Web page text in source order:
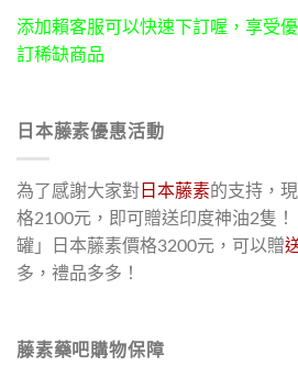
添加賴客服可以快速下訂喔，享受
訂稀缺商品
日本藤素優惠活動
為了感謝大家對 日本藤素的支持，
格2100元，即可贈送印度神油2隻
罐」日本藤素價格3200元，可以贈
多，禮品多多！
藤素藥吧購物保障